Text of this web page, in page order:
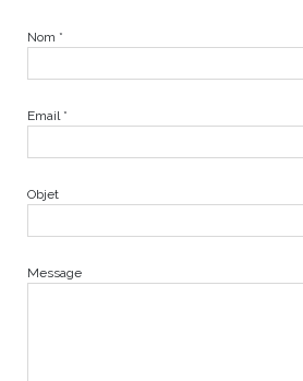
Nom *
Email *
Objet
Message